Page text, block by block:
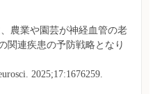
農業や園芸が神経血管の老
関連疾患の予防戦略となり